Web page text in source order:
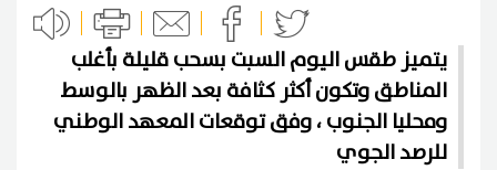
يتميز طقس اليوم السبت بسحب قليلة بأغلب
المناطق وتكون أكثر كثافة بعد الظهر بالوسط
ومحليا الجنوب ، وفق توقعات المعهد الوطني
للرصد الجوي